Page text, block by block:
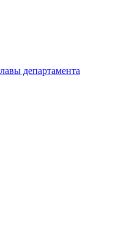
департамента